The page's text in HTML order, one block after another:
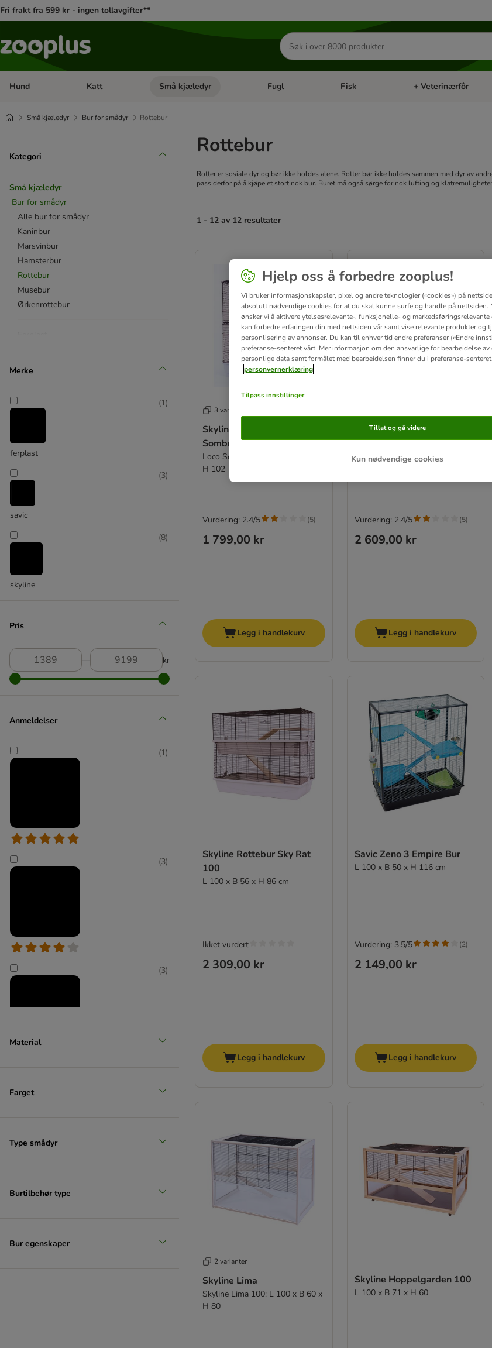
Fri frakt fra 599 kr - ingen tollavgifter**
Søk
etter
produkter
Hund Åpne kategorimeny: Hund
Katt Åpne kategorimeny: Katt
Små kjæledyr Åpne kategorimeny: Små kjæledyr
Fugl Åpne kategorimeny: Fugl
Fisk Åpne kategorimeny: Fisk
+ Veterinærfôr
Små kjæledyr Bur for smådyr Rottebur
Kategori
Små kjæledyr
Bur for smådyr
Alle bur for smådyr
Kaninbur
Marsvinbur
Hamsterbur
Rottebur
Musebur
Ørkenrottebur
Med hjul
Merke
ferplast
(1)
savic
(3)
skyline
(8)
Pris
― kr
Anmeldelser
(1)
(3)
(3)
Material
Farget
Type smådyr
Burtilbehør type
Bur egenskaper
Rottebur
Rotter er sosiale dyr og bør ikke holdes alene. Rotter bør ikke holdes sammen med dyr av
pass derfor på å kjøpe et stort nok bur. Buret må også sørge for nok lufting og
1 - 12 av 12 resultater
3 varianter
Skyline gnagerbur Loco
Sombrero Tower
Loco Sombrero 80: L 76 x B 44 x
H 102
1 799,00 kr
Vurdering: 2.4/5 (5)
Legg i handlekurv
Skyline gnagerbur Loco
Sombrero Tower
Loco Sombrero 100: L 100 x B
2 609,00 kr
Vurdering: 2.4/5 (5)
Legg i handlekurv
Skyline Rottebur Sky Rat
100
L 100 x B 56 x H 86 cm
2 309,00 kr
Ikket vurdert
Legg i handlekurv
Savic Zeno 3 Empire Bur
L 100 x B 50 x H 116 cm
2 149,00 kr
Vurdering: 3.5/5 (2)
Legg i handlekurv
2 varianter
Skyline Lima
Skyline Lima 100: L 100 x B 60 x
H 80
Skyline Hoppelgarden 100
L 100 x B 71 x H 60
Hjelp oss å forbedre zooplus!
Vi bruker informasjonskapsler, pixel og andre teknologier («cookies») på
absolutt nødvendige cookies for at du skal kunne surfe og handle på nettsiden.
ønsker vi å aktivere ytelsesrelevante-, funksjonelle- og markedsføringsrelevante
kan forbedre erfaringen din med nettsiden vår samt vise relevante produkter og
personlisering av annonser. Du kan til enhver tid endre preferanser («Endre
preferanse-senteret vårt. Mer informasjon om den ansvarlige for bearbeidelse av
personlige data samt formålet med bearbeidelsen finner du i preferanse-senteret.
personvernerklæring
Tilpass innstillinger
Kun nødvendige cookies
Tillat og gå videre